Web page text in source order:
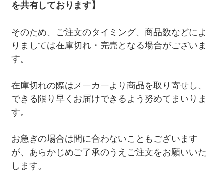
を共有しております】
そのため、ご注文のタイミング、商品数などによ
りましては在庫切れ・完売となる場合がございま
す。
在庫切れの際はメーカーより商品を取り寄せし、
できる限り早くお届けできるよう努めてまいりま
す。
お急ぎの場合は間に合わないこともございます
が、あらかじめご了承のうえご注文をお願いいた
します。